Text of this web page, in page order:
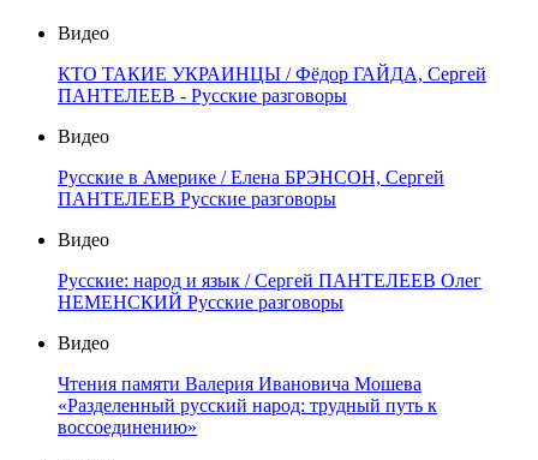
Видео
КТО ТАКИЕ УКРАИНЦЫ / Фёдор ГАЙДА, Сергей
ПАНТЕЛЕЕВ - Русские разговоры
Видео
Русские в Америке / Елена БРЭНСОН, Сергей
ПАНТЕЛЕЕВ Русские разговоры
Видео
Русские: народ и язык / Сергей ПАНТЕЛЕЕВ Олег
НЕМЕНСКИЙ Русские разговоры
Видео
Чтения памяти Валерия Ивановича Мошева
«Разделенный русский народ: трудный путь к
воссоединению»